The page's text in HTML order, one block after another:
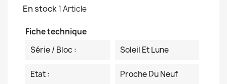
En stock1 Article
Fiche technique
Série / Bloc :
Soleil Et Lune
Etat : Proche Du Neuf